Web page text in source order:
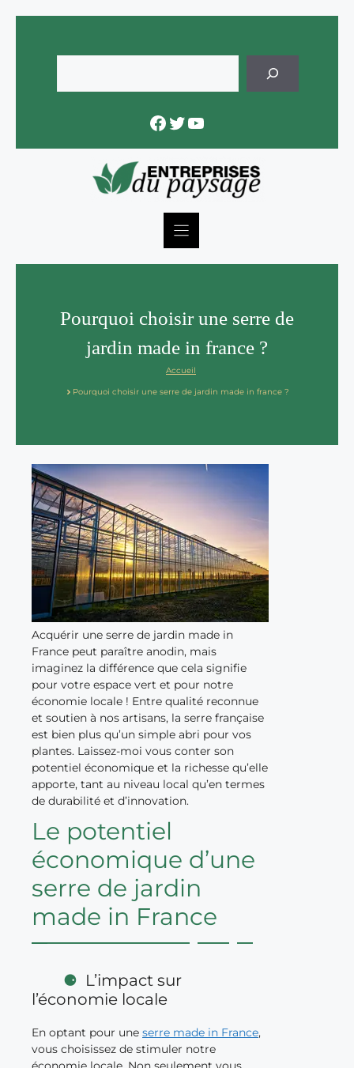
content
Facebook
Twitter
YouTube
Pourquoi choisir une serre de
jardin made in france ?
Accueil
Pourquoi choisir une serre de jardin made in france ?
Acquérir une serre de jardin made in
France peut paraître anodin, mais
imaginez la différence que cela signifie
pour votre espace vert et pour notre
économie locale ! Entre qualité reconnue
et soutien à nos artisans, la serre française
est bien plus qu’un simple abri pour vos
plantes. Laissez-moi vous conter son
potentiel économique et la richesse qu’elle
apporte, tant au niveau local qu’en termes
de durabilité et d’innovation.
Le potentiel
économique d’une
serre de jardin
made in France
L’impact sur
l’économie locale
En optant pour une serre made in France,
vous choisissez de stimuler notre